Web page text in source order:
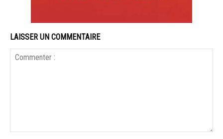
LAISSER UN COMMENTAIRE